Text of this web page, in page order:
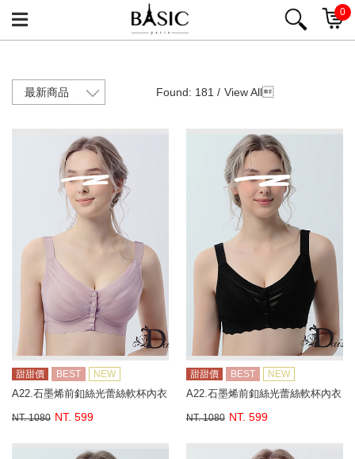
0
Found: 181 / View All
甜甜價 BEST NEW
A22.石墨烯前釦絲光蕾絲軟杯內衣
NT. 1080 NT. 599
甜甜價 BEST NEW
A22.石墨烯前釦絲光蕾絲軟杯內衣
NT. 1080 NT. 599